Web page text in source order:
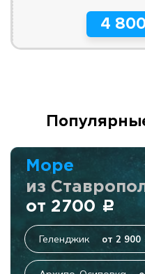
4
Море
из
от 2700 c
Геленджик от 2 900